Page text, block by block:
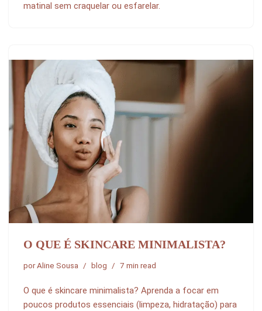
matinal sem craquelar ou esfarelar.
O QUE É SKINCARE MINIMALISTA?
porAline Sousa blog 7 min read
O que é skincare minimalista? Aprenda a focar em
poucos produtos essenciais (limpeza, hidratação) para